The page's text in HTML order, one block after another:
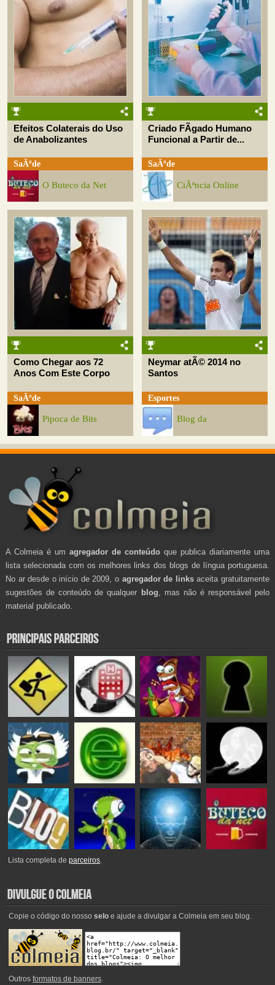
Efeitos Colaterais do Uso
de Anabolizantes
SaÃºde
O Buteco da Net
Criado FÃ­gado Humano
Funcional a Partir de...
SaÃºde
CiÃªncia Online
Como Chegar aos 72
Anos Com Este Corpo
SaÃºde
Pipoca de Bits
Neymar atÃ© 2014 no
Santos
Esportes
Blog da
A Colmeia é um agregador de conteúdo que publica diariamente uma
lista selecionada com os melhores links dos blogs de língua portuguesa.
No ar desde o início de 2009, o agregador de linksaceita gratuitamente
sugestões de conteúdo de qualquer blog , mas não é responsável pelo
material publicado.
Lista completa deparceiros.
Copie o código do nosso seloe ajude a divulgar a Colmeia em seu blog.
Outros formatos de banners.